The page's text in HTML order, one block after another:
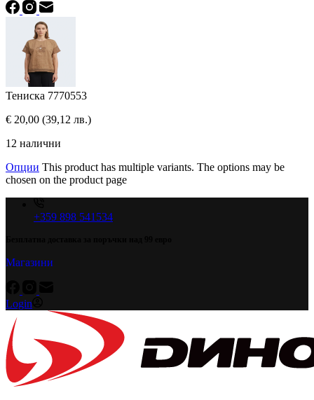
Тениска 7770553
€ 20,00 (39,12 лв.)
12 налични
Опции This product has multiple variants. The options may be
chosen on the product page
+359 898 541534
Магазини
Login